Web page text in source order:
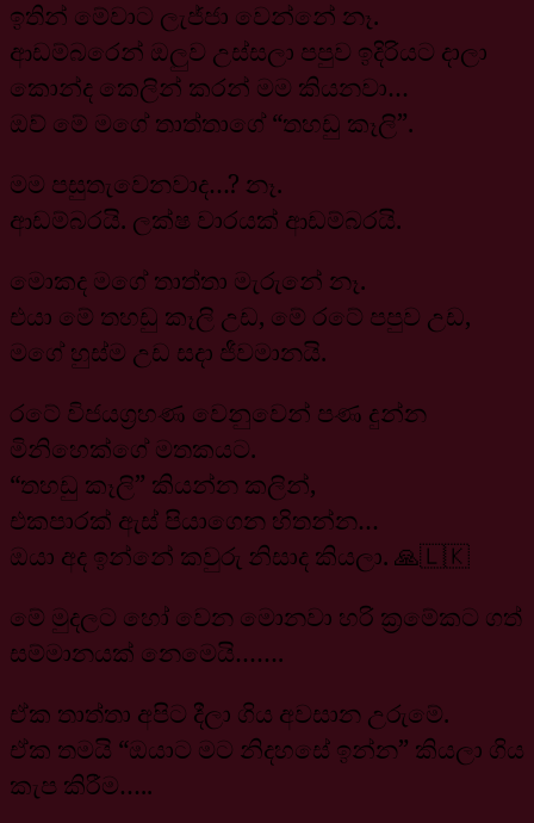
ඉතින් මේවාට ලැජ්ජා වෙන්නේ නෑ.
ආඩම්බරෙන් ඔලුව උස්සලා පපුව ඉදිරියට දාලා
කොන්ද කෙලින් කරන් මම කියනවා…
ඔව් මේ මගේ තාත්තාගේ “තහඩු කෑලි”.
මම පසුතැවෙනවාද…? නෑ.
ආඩම්බරයි. ලක්ෂ වාරයක් ආඩම්බරයි.
මොකද මගේ තාත්තා මැරුනේ නෑ.
එයා මේ තහඩු කෑලි උඩ, මේ රටේ පපුව උඩ,
මගේ හුස්ම උඩ සදා ජීවමානයි.
රටේ විජයග්‍රහණ වෙනුවෙන් පණ දුන්න
මිනිහෙක්ගේ මතකයට.
“තහඩු කෑලි” කියන්න කලින්,
එකපාරක් ඇස් පියාගෙන හිතන්න…
ඔයා අද ඉන්නේ කවුරු නිසාද කියලා. 🙏🇱🇰
මේ මුදලට හෝ වෙන මොනවා හරි ක්‍රමේකට ගත්
සම්මානයක් නෙමෙයි…….
ඒක තාත්තා අපිට දීලා ගිය අවසාන උරුමේ.
ඒක තමයි “ඔයාට මට නිදහසේ ඉන්න” කියලා ගිය
කැප කිරීම…..